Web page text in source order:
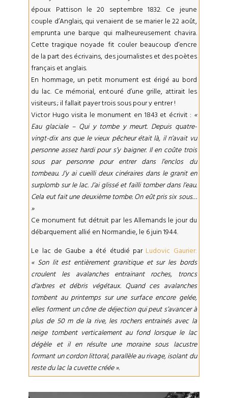
époux Pattison le 20 septembre 1832. Ce jeune
couple d’Anglais, qui venaient de se marier le 22 août,
emprunta une barque qui malheureusement chavira.
Cette tragique noyade fit couler beaucoup d’encre
de la part des écrivains, des journalistes et des poètes
français et anglais.
En hommage, un petit monument est érigé au bord
du lac. Ce mémorial, entouré d’une grille, attirait les
visiteurs ; il fallait payer trois sous pour y entrer !
Victor Hugo visita le monument en 1843 et écrivit : «
Eau glaciale – Qui y tombe y meurt. Depuis quatre-
vingt-dix ans que le vieux pêcheur était là, il n’avait vu
personne assez hardi pour s’y baigner. Il en coûte trois
sous par personne pour entrer dans l’enclos du
tombeau. J’y ai cueilli deux cinéraires dans le granit en
surplomb sur le lac. J’ai glissé et failli tomber dans l’eau.
Cela eut fait une deuxième tombe. On eût pris six sous…
»
Ce monument fut détruit par les Allemands le jour du
débarquement allié en Normandie, le 6 juin 1944.
Le lac de Gaube a été étudié par Ludovic Gaurier:
« Son lit est entièrement granitique et sur les bords
croulent les avalanches entrainant roches, troncs
d’arbres et débris végétaux. Quand ces avalanches
tombent au printemps sur une surface encore gelée,
elles forment un cône de déjection qui peut s’avancer à
plus de 50 m de la rive, les rochers entrainés avec la
neige tombent verticalement au fond lorsque le lac
dégèle et il en résulte une moraine sous lacustre
formant un cordon littoral, parallèle au rivage, isolant du
reste du lac la cuvette créée ».